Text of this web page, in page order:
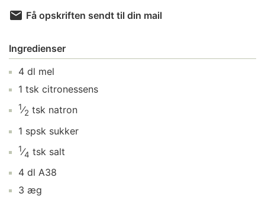
Få opskriften sendt til din mail
Ingredienser
4 dl mel
1 tsk citronessens
1⁄2 tsk natron
1 spsk sukker
1⁄4 tsk salt
4 dl A38
3 æg